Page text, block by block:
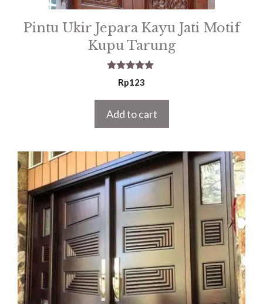
Pintu Ukir Jepara Kayu Jati Motif
Kupu Tarung
5.00
out of 5
Rp123
Add to cart